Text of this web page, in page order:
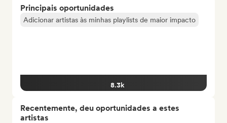
Principais oportunidades
Adicionar artistas às minhas playlists de maior impacto
8.3k
Recentemente, deu oportunidades a estes
artistas